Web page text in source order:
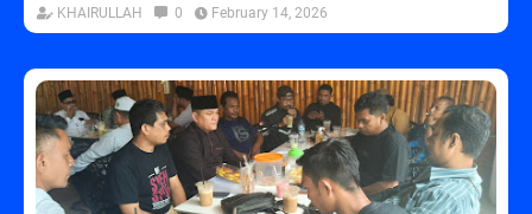
KHAIRULLAH 0 February 14, 2026